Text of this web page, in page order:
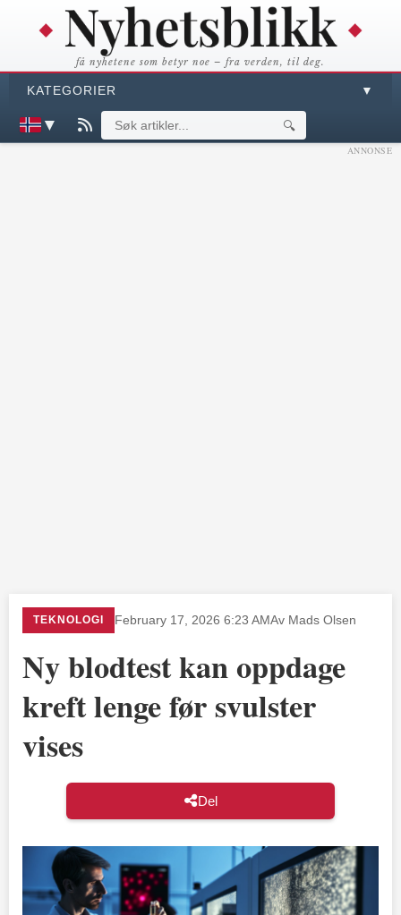
få nyhetene som betyr noe – fra verden, til deg.
KATEGORIER ▼
▼ 🔍
ANNONSE
TEKNOLOGI February 17, 2026 6:23 AMAv Mads Olsen
Ny blodtest kan oppdage
kreft lenge før svulster
vises
Del